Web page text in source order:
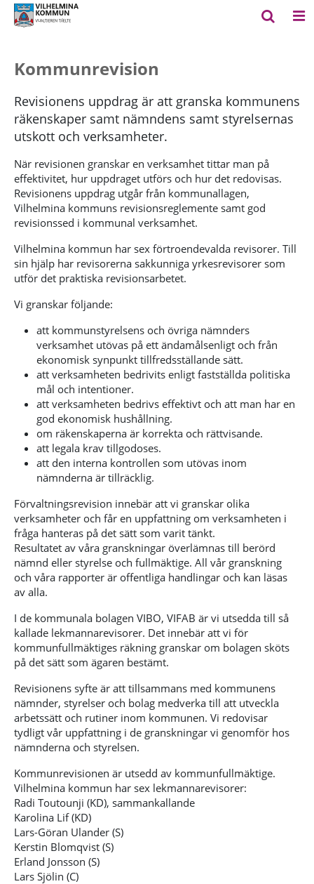
Kommunrevision
Revisionens uppdrag är att granska kommunens
räkenskaper samt nämndens samt styrelsernas
utskott och verksamheter.
När revisionen granskar en verksamhet tittar man på
effektivitet, hur uppdraget utförs och hur det redovisas.
Revisionens uppdrag utgår från kommunallagen,
Vilhelmina kommuns revisionsreglemente samt god
revisionssed i kommunal verksamhet.
Vilhelmina kommun har sex förtroendevalda revisorer. Till
sin hjälp har revisorerna sakkunniga yrkesrevisorer som
utför det praktiska revisionsarbetet.
Vi granskar följande:
att kommunstyrelsens och övriga nämnders
verksamhet utövas på ett ändamålsenligt och från
ekonomisk synpunkt tillfredsställande sätt.
att verksamheten bedrivits enligt fastställda politiska
mål och intentioner.
att verksamheten bedrivs effektivt och att man har en
god ekonomisk hushållning.
om räkenskaperna är korrekta och rättvisande.
att legala krav tillgodoses.
att den interna kontrollen som utövas inom
nämnderna är tillräcklig.
Förvaltningsrevision innebär att vi granskar olika
verksamheter och får en uppfattning om verksamheten i
fråga hanteras på det sätt som varit tänkt.
Resultatet av våra granskningar överlämnas till berörd
nämnd eller styrelse och fullmäktige. All vår granskning
och våra rapporter är offentliga handlingar och kan läsas
av alla.
I de kommunala bolagen VIBO, VIFAB är vi utsedda till så
kallade lekmannarevisorer. Det innebär att vi för
kommunfullmäktiges räkning granskar om bolagen sköts
på det sätt som ägaren bestämt.
Revisionens syfte är att tillsammans med kommunens
nämnder, styrelser och bolag medverka till att utveckla
arbetssätt och rutiner inom kommunen. Vi redovisar
tydligt vår uppfattning i de granskningar vi genomför hos
nämnderna och styrelsen.
Kommunrevisionen är utsedd av kommunfullmäktige.
Vilhelmina kommun har sex lekmannarevisorer:
Radi Toutounji (KD), sammankallande
Karolina Lif (KD)
Lars-Göran Ulander (S)
Kerstin Blomqvist (S)
Erland Jonsson (S)
Lars Sjölin (C)